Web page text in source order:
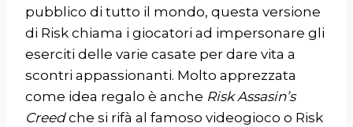
pubblico di tutto il mondo, questa versione
di Risk chiama i giocatori ad impersonare gli
eserciti delle varie casate per dare vita a
scontri appassionanti. Molto apprezzata
come idea regalo è anche Risk Assasin’s
Creedche si rifà al famoso videogioco o Risk